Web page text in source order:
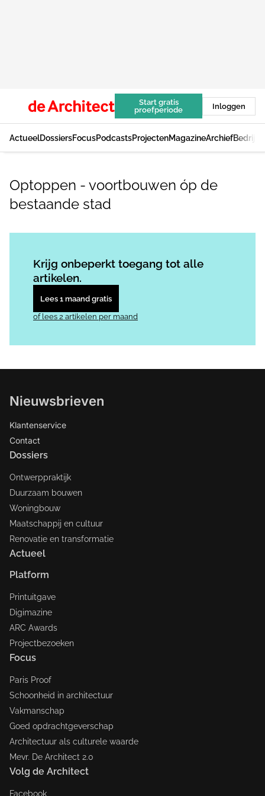
Start gratis
proefperiode
Inloggen
ActueelDossiersFocusPodcastsProjectenMagazineArchief
Optoppen - voortbouwen óp de
bestaande stad
Krijg onbeperkt toegang tot alle
artikelen.
Lees 1 maand gratis
of lees 2 artikelen per maand
Nieuwsbrieven
Klantenservice
Contact
Dossiers
Ontwerppraktijk
Duurzaam bouwen
Woningbouw
Maatschappij en cultuur
Renovatie en transformatie
Actueel
Platform
Printuitgave
Digimazine
ARC Awards
Projectbezoeken
Focus
Paris Proof
Schoonheid in architectuur
Vakmanschap
Goed opdrachtgeverschap
Architectuur als culturele waarde
Mevr. De Architect 2.0
Volg de Architect
Facebook